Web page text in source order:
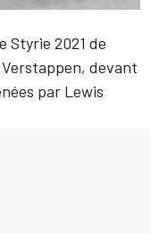
Styrie 2021 de
devant
par Lewis